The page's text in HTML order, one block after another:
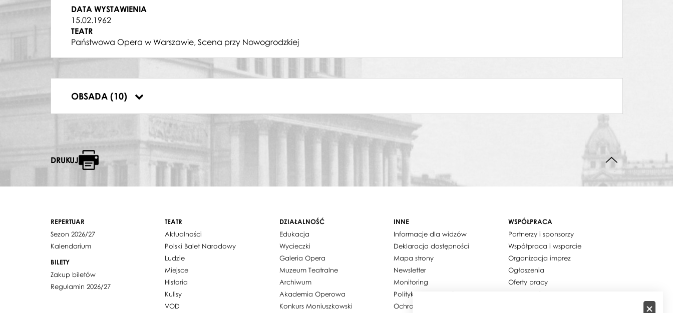
DATA WYSTAWIENIA
15.02.1962
TEATR
Państwowa Opera w Warszawie, Scena przy Nowogrodzkiej
OBSADA (10)
Jan Góralski
STARY CYGAN
Władysław Jurek
MANRICO
Bogdan Paprocki
Krystyna Szostek-Radkowa
Witold Zalewski
DRUKUJ
REPERTUAR
Sezon 2026/27
Kalendarium
BILETY
Zakup biletów
Regulamin 2026/27
TEATR
Aktualności
Polski Balet Narodowy
Ludzie
Miejsce
Historia
Kulisy
VOD
DZIAŁALNOŚĆ
Edukacja
Wycieczki
Galeria Opera
Muzeum Teatralne
Archiwum
Akademia Operowa
Konkurs Moniuszkowski
INNE
Informacje dla widzów
Deklaracja dostępności
Mapa strony
Newsletter
Monitoring
Polityka prywatności / Cookies
Ochrona danych osobowych
WSPÓŁPRACA
Partnerzy i sponsorzy
Współpraca i wsparcie
Organizacja imprez
Ogłoszenia
Oferty pracy
Dla mediów